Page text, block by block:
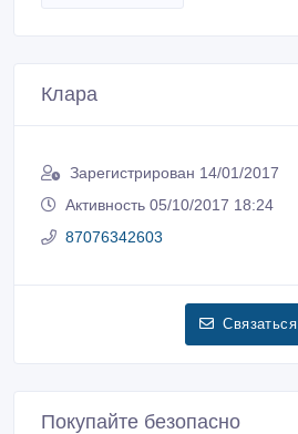
Клара
Зарегистрирован 14/01/2017
Активность 05/10/2017 18:24
87076342603
Связаться
Покупайте безопасно